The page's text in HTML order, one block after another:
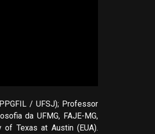
/ UFSJ); Professor
da UFMG, FAJE-MG,
of Texas at Austin (EUA).